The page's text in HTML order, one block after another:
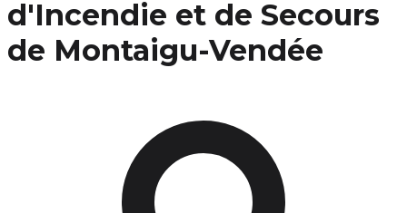
d'Incendie et de Secours
de Montaigu-Vendée